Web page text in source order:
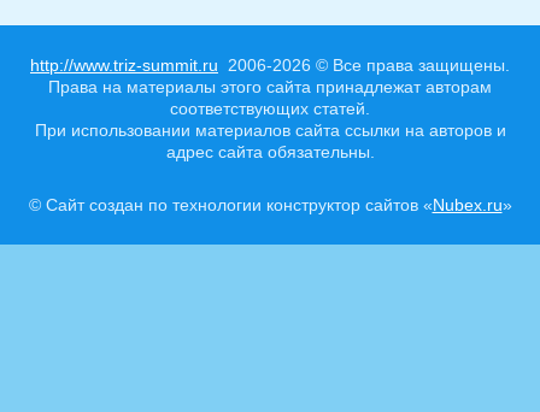
http://www.triz-summit.ru 2006-2026 © Все права защищены.
Права на материалы этого сайта принадлежат авторам
соответствующих статей.
При использовании материалов сайта ссылки на авторов и
адрес сайта обязательны.
© Сайт создан по технологии конструктор сайтов «Nubex.ru»